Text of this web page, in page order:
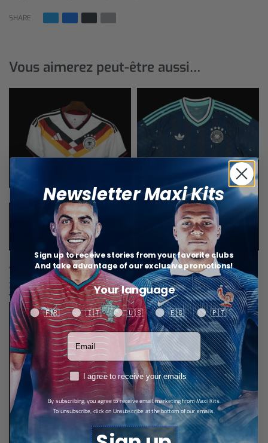
SHARE
Vous aimerez peut-être aussi…
Allemagne Maillot Domicile 26/27
24,99€
Select options
Allemagne Maillot Extérieur 26/27
24,99€
Select options
Newsletter Maxi Kits
Sign up to receive stories from your favorite clubs
And take advantage of our exclusive promotions!
Your language
Your language
🇫🇷 🇮🇹 🇺🇸 🇪🇸 🇵🇹
Votre adresse email
RGPDI agree to receive your emails
By subscribing, you agree to receive email marketing from Maxi Kits.
To unsubscribe, click on Unsubscribe at the bottom of our emails.